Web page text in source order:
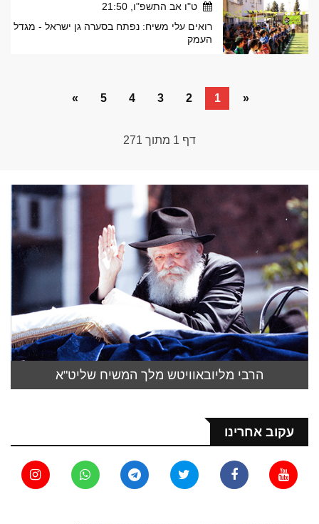
ט"ו אב התשפ"ו, 21:50
רואים עלי משיח: נפתח בסערה גן ישראל - מגדל
העמק
«
1
2
3
4
5
»
דף 1 מתוך 271
הרבי מליובאוויטש מלך המשיח שליט"א
עקוב אחרינו